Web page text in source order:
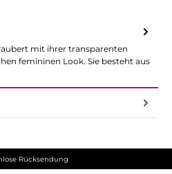
mit ihrer transparenten
femininen Look. Sie besteht aus
Rücksendung